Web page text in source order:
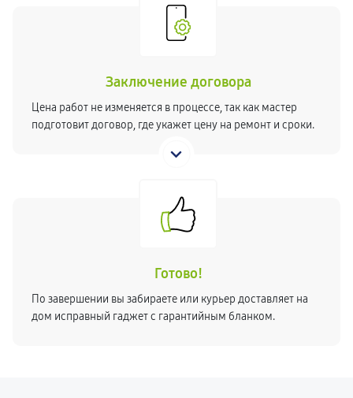
Заключение договора
Цена работ не изменяется в процессе, так как мастер
подготовит договор, где укажет цену на ремонт и сроки.
Готово!
По завершении вы забираете или курьер доставляет на
дом исправный гаджет с гарантийным бланком.